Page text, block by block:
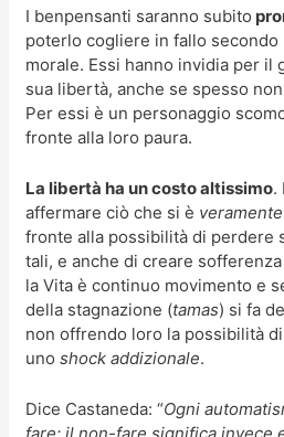
I benpensanti saranno subito
poterlo cogliere in fallo secondo
morale. Essi hanno invidia per il
sua libertà, anche se spesso
Per essi è un personaggio
fronte alla loro paura.
La libertà ha un costo altissimo.
affermare ciò che si è veramente
fronte alla possibilità di perdere
tali, e anche di creare
la Vita è continuo movimento e
della stagnazione (tamas) si fa
non offrendo loro la possibilità
unoshock addizionale.
Dice Castaneda: “Ogni